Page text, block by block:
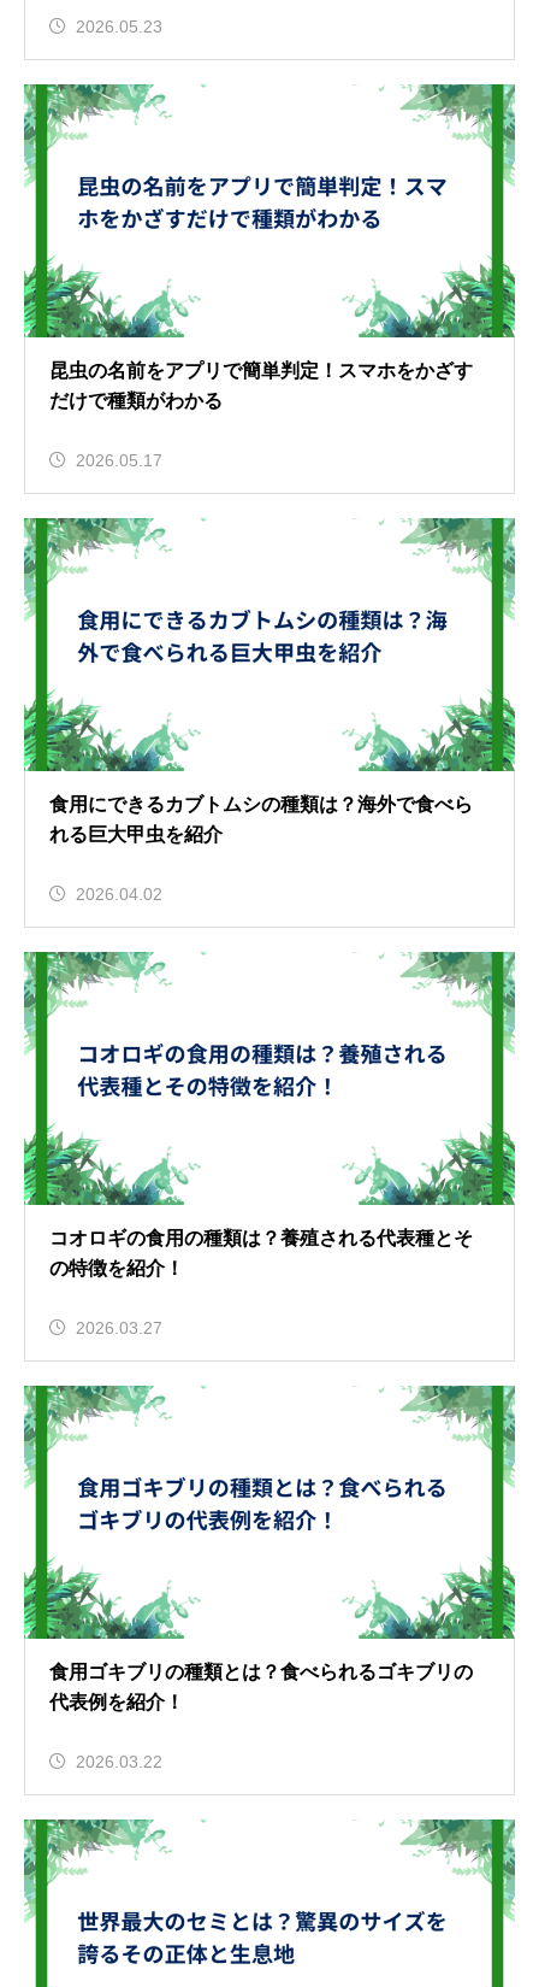
2026.05.23
昆虫の名前をアプリで簡単判定！スマホをかざす
だけで種類がわかる
2026.05.17
食用にできるカブトムシの種類は？海外で食べら
れる巨大甲虫を紹介
2026.04.02
コオロギの食用の種類は？養殖される代表種とそ
の特徴を紹介！
2026.03.27
食用ゴキブリの種類とは？食べられるゴキブリの
代表例を紹介！
2026.03.22